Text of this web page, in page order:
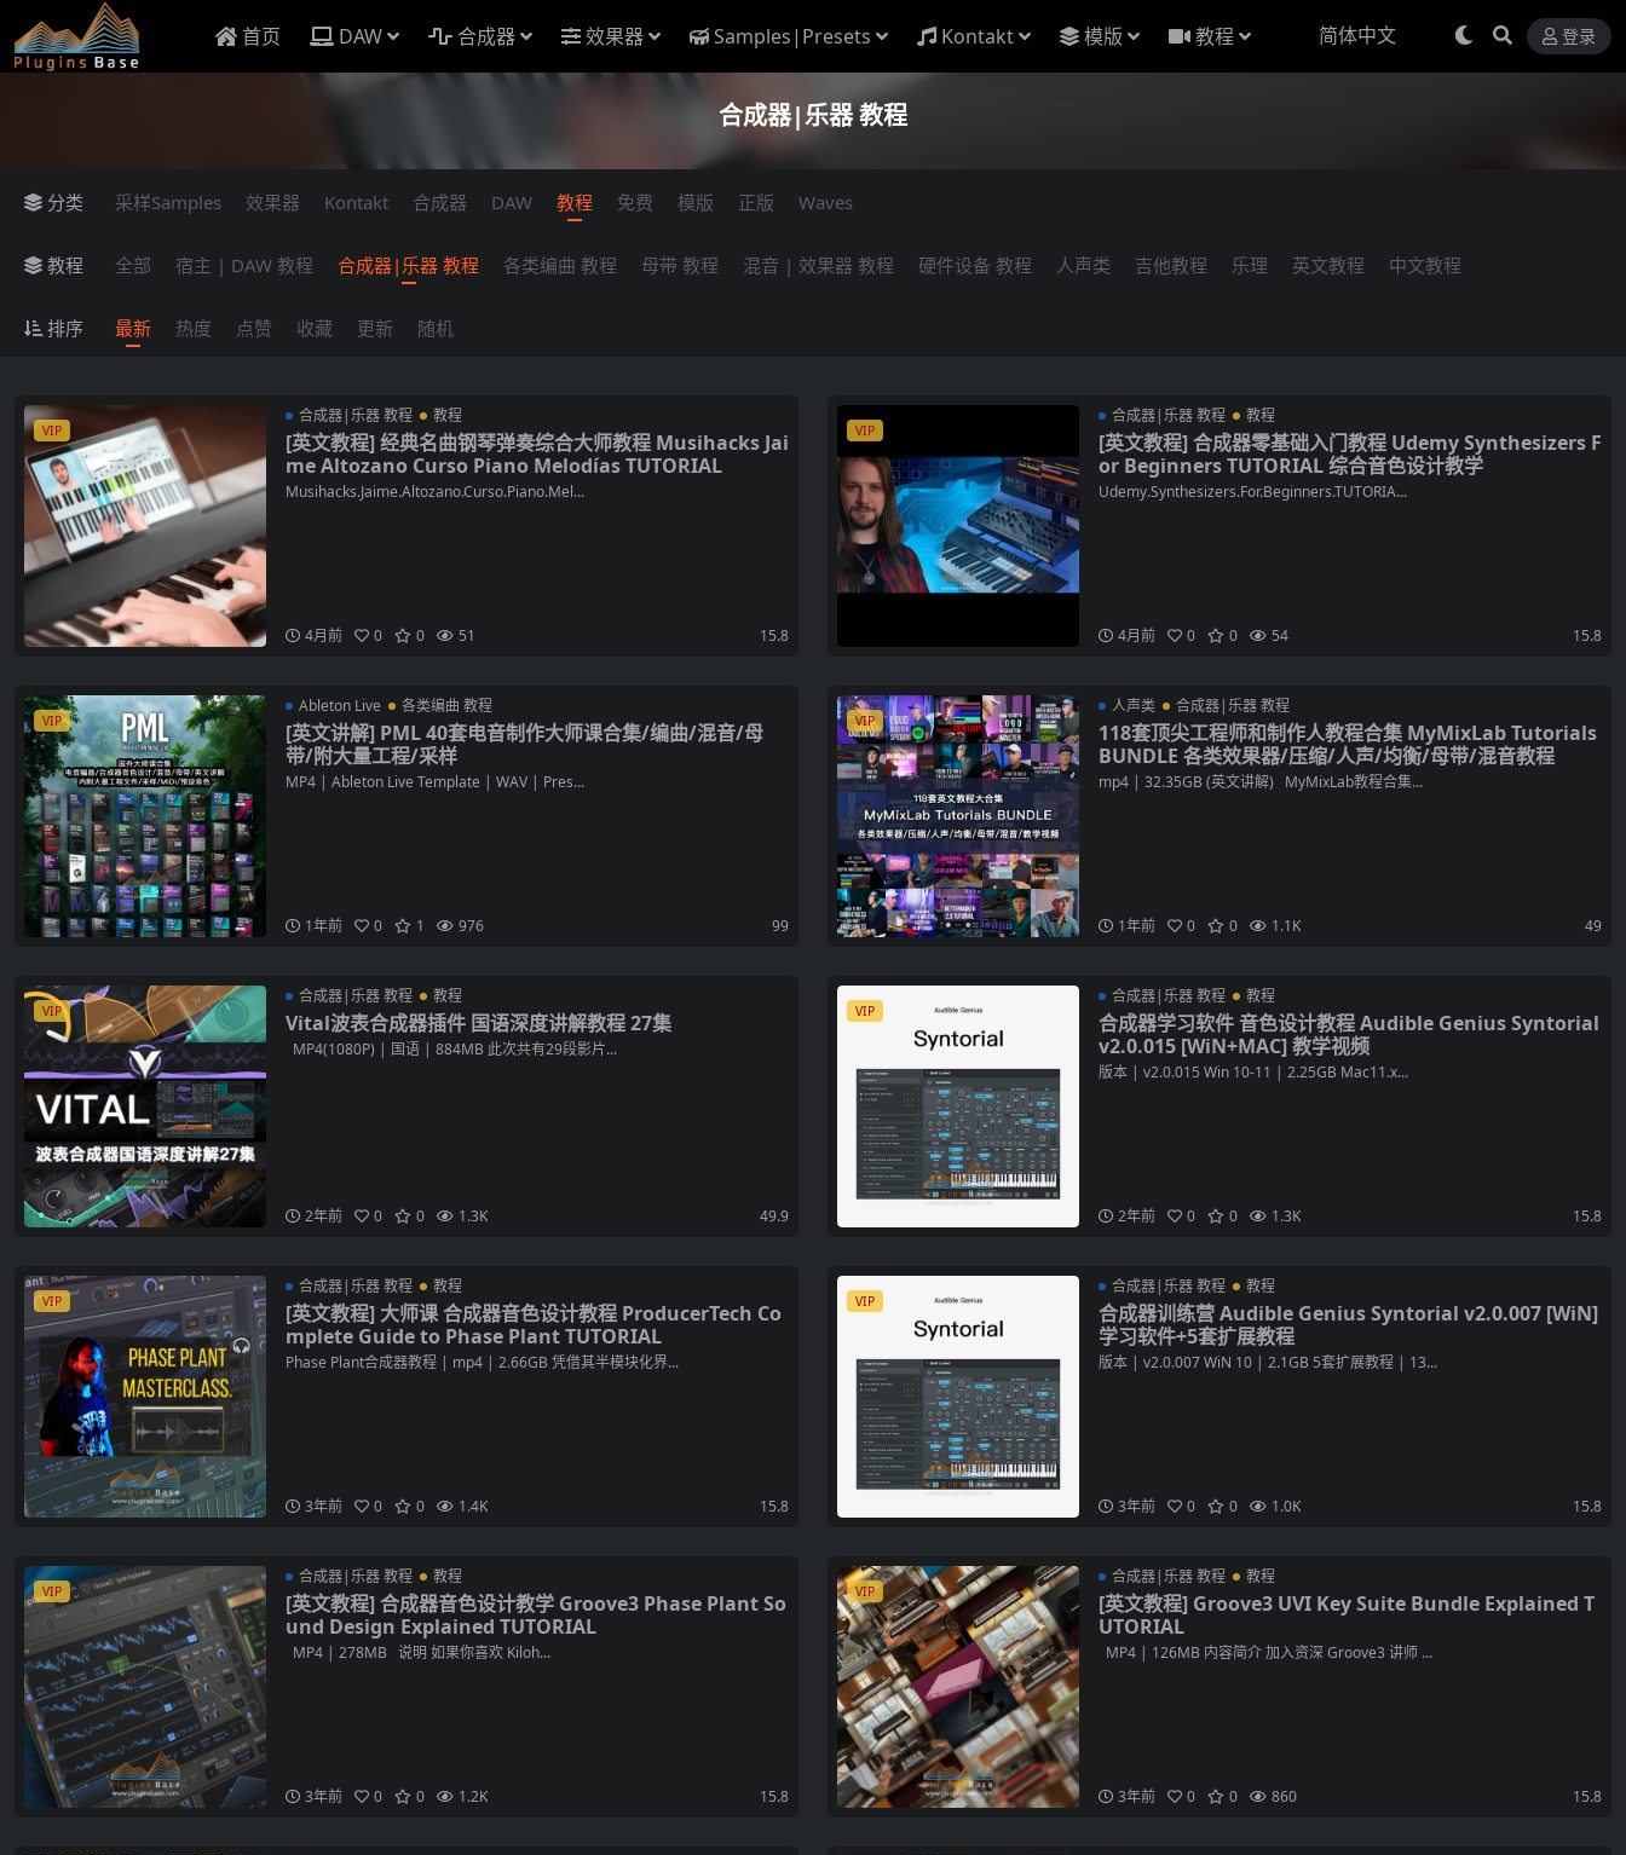
首页 DAW 合成器 效果器 Samples|Presets Kontakt 模版 教程 登录
合成器|乐器 教程
分类 采样Samples 效果器 Kontakt 合成器 DAW 教程 免费 模版 正版 Waves
教程 全部 宿主 | DAW 教程 合成器|乐器 教程 各类编曲 教程 母带 教程 混音 | 效果器 教程 硬件设备 教程 人声类 吉他教程 乐理 英文教程 中文教程
排序 最新 热度 点赞 收藏 更新 随机
VIP
合成器|乐器 教程 教程
[英文教程] 经典名曲钢琴弹奏综合大师教程 Musihacks Jai
me Altozano Curso Piano Melodías TUTORIAL
Musihacks.Jaime.Altozano.Curso.Piano.Mel...
4月前 0 0 51 15.8
VIP
合成器|乐器 教程 教程
[英文教程] 合成器零基础入门教程 Udemy Synthesizers F
or Beginners TUTORIAL 综合音色设计教学
Udemy.Synthesizers.For.Beginners.TUTORIA...
4月前 0 0 54 15.8
VIP
Ableton Live 各类编曲 教程
[英文讲解] PML 40套电音制作大师课合集/编曲/混音/母
带/附大量工程/采样
MP4 | Ableton Live Template | WAV | Pres...
1年前 0 1 976 99
VIP
人声类 合成器|乐器 教程
118套顶尖工程师和制作人教程合集 MyMixLab Tutorials
BUNDLE 各类效果器/压缩/人声/均衡/母带/混音教程
mp4 | 32.35GB (英文讲解) MyMixLab教程合集...
1年前 0 0 1.1K 49
VIP
合成器|乐器 教程 教程
Vital波表合成器插件 国语深度讲解教程 27集
MP4(1080P) | 国语 | 884MB 此次共有29段影片...
2年前 0 0 1.3K 49.9
VIP
合成器|乐器 教程 教程
合成器学习软件 音色设计教程 Audible Genius Syntorial
v2.0.015 [WiN+MAC] 教学视频
版本 | v2.0.015 Win 10-11 | 2.25GB Mac11.x...
2年前 0 0 1.3K 15.8
VIP
合成器|乐器 教程 教程
[英文教程] 大师课 合成器音色设计教程 ProducerTech Co
mplete Guide to Phase Plant TUTORIAL
Phase Plant合成器教程 | mp4 | 2.66GB 凭借其半模块化界...
3年前 0 0 1.4K 15.8
VIP
合成器|乐器 教程 教程
合成器训练营 Audible Genius Syntorial v2.0.007 [WiN]
学习软件+5套扩展教程
版本 | v2.0.007 WiN 10 | 2.1GB 5套扩展教程 | 13...
3年前 0 0 1.0K 15.8
VIP
合成器|乐器 教程 教程
[英文教程] 合成器音色设计教学 Groove3 Phase Plant So
und Design Explained TUTORIAL
MP4 | 278MB 说明 如果你喜欢 Kiloh...
3年前 0 0 1.2K 15.8
VIP
合成器|乐器 教程 教程
[英文教程] Groove3 UVI Key Suite Bundle Explained T
UTORIAL
MP4 | 126MB 内容简介 加入资深 Groove3 讲师 ...
3年前 0 0 860 15.8